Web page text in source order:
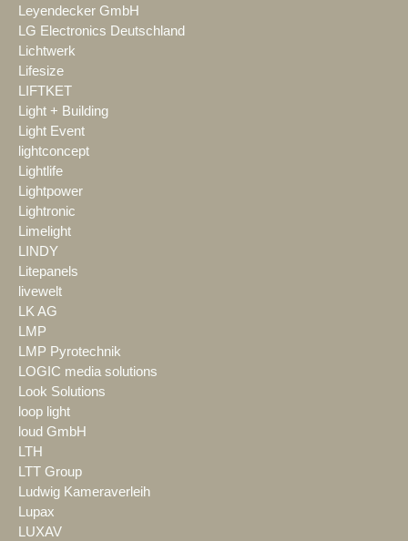
Leyendecker GmbH
LG Electronics Deutschland
Lichtwerk
Lifesize
LIFTKET
Light + Building
Light Event
lightconcept
Lightlife
Lightpower
Lightronic
Limelight
LINDY
Litepanels
livewelt
LK AG
LMP
LMP Pyrotechnik
LOGIC media solutions
Look Solutions
loop light
loud GmbH
LTH
LTT Group
Ludwig Kameraverleih
Lupax
LUXAV